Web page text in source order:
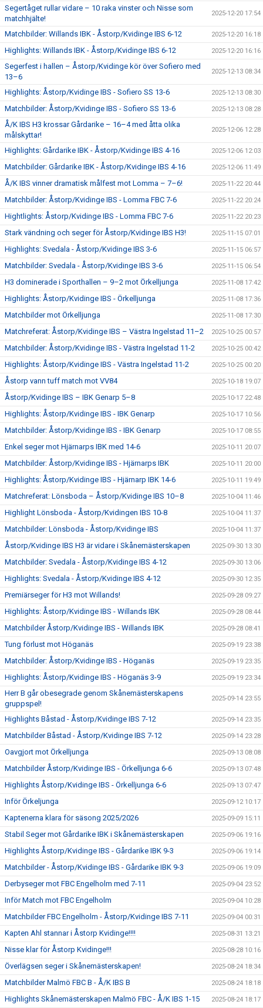
Segertåget rullar vidare – 10 raka vinster och Nisse som
matchhjälte!
2025-12-20 17:54
Matchbilder: Willands IBK - Åstorp/Kvidinge IBS 6-12 2025-12-20 16:18
Highlights: Willands IBK - Åstorp/Kvidinge IBS 6-12 2025-12-20 16:16
Segerfest i hallen – Åstorp/Kvidinge kör över Sofiero med
13–6
2025-12-13 08:34
Highlights: Åstorp/Kvidinge IBS - Sofiero SS 13-6 2025-12-13 08:30
Matchbilder: Åstorp/Kvidinge IBS - Sofiero SS 13-6 2025-12-13 08:28
Å/K IBS H3 krossar Gårdarike – 16–4 med åtta olika
målskyttar!
2025-12-06 12:28
Highlights: Gårdarike IBK - Åstorp/Kvidinge IBS 4-16 2025-12-06 12:03
Matchbilder: Gårdarike IBK - Åstorp/Kvidinge IBS 4-16 2025-12-06 11:49
Å/K IBS vinner dramatisk målfest mot Lomma – 7–6! 2025-11-22 20:44
Matchbilder: Åstorp/Kvidinge IBS - Lomma FBC 7-6 2025-11-22 20:24
Hightlights: Åstorp/Kvidinge IBS - Lomma FBC 7-6 2025-11-22 20:23
Stark vändning och seger för Åstorp/Kvidinge IBS H3! 2025-11-15 07:01
Highlights: Svedala - Åstorp/Kvidinge IBS 3-6 2025-11-15 06:57
Matchbilder: Svedala - Åstorp/Kvidinge IBS 3-6 2025-11-15 06:54
H3 dominerade i Sporthallen – 9–2 mot Örkelljunga 2025-11-08 17:42
Highlights: Åstorp/Kvidinge IBS - Örkelljunga 2025-11-08 17:36
Matchbilder mot Örkelljunga 2025-11-08 17:30
Matchreferat: Åstorp/Kvidinge IBS – Västra Ingelstad 11–2 2025-10-25 00:57
Matchbilder: Åstorp/Kvidinge IBS - Västra Ingelstad 11-2 2025-10-25 00:42
Highlights: Åstorp/Kvidinge IBS - Västra Ingelstad 11-2 2025-10-25 00:20
Åstorp vann tuff match mot VV84 2025-10-18 19:07
Åstorp/Kvidinge IBS – IBK Genarp 5–8 2025-10-17 22:48
Highlights: Åstorp/Kvidinge IBS - IBK Genarp 2025-10-17 10:56
Matchbilder: Åstorp/Kvidinge IBS - IBK Genarp 2025-10-17 08:55
Enkel seger mot Hjärnarps IBK med 14-6 2025-10-11 20:07
Matchbilder: Åstorp/Kvidinge IBS - Hjärnarps IBK 2025-10-11 20:00
Highlights: Åstorp/Kvidinge IBS - Hjärnarp IBK 14-6 2025-10-11 19:49
Matchreferat: Lönsboda – Åstorp/Kvidinge IBS 10–8 2025-10-04 11:46
Highlight Lönsboda - Åstorp/Kvidingen IBS 10-8 2025-10-04 11:37
Matchbilder: Lönsboda - Åstorp/Kvidinge IBS 2025-10-04 11:37
Åstorp/Kvidinge IBS H3 är vidare i Skånemästerskapen 2025-09-30 13:30
Matchbilder: Svedala - Åstorp/Kvidinge IBS 4-12 2025-09-30 13:06
Highlights: Svedala - Åstorp/Kvidinge IBS 4-12 2025-09-30 12:35
Premiärseger för H3 mot Willands! 2025-09-28 09:27
Highlights: Åstorp/Kvidinge IBS - Willands IBK 2025-09-28 08:44
Matchbilder Åstorp/Kvidinge IBS - Willands IBK 2025-09-28 08:41
Tung förlust mot Höganäs 2025-09-19 23:38
Matchbilder: Åstorp/Kvidinge IBS - Höganäs 2025-09-19 23:35
Highlights: Åstorp/Kvidinge IBS - Höganäs 3-9 2025-09-19 23:34
Herr B går obesegrade genom Skånemästerskapens
gruppspel!
2025-09-14 23:55
Highlights Båstad - Åstorp/Kvidinge IBS 7-12 2025-09-14 23:35
Matchbilder Båstad - Åstorp/Kvidinge IBS 7-12 2025-09-14 23:28
Oavgjort mot Örkelljunga 2025-09-13 08:08
Matchbilder Åstorp/Kvidinge IBS - Örkelljunga 6-6 2025-09-13 07:48
Highlights Åstorp/Kvidinge IBS - Örkelljunga 6-6 2025-09-13 07:47
Inför Örkeljunga 2025-09-12 10:17
Kaptenerna klara för säsong 2025/2026 2025-09-09 15:11
Stabil Seger mot Gårdarike IBK i Skånemästerskapen 2025-09-06 19:16
Highlights Åstorp/Kvidinge IBS - Gårdarike IBK 9-3 2025-09-06 19:14
Matchbilder - Åstorp/Kvidinge IBS - Gårdarike IBK 9-3 2025-09-06 19:09
Derbyseger mot FBC Engelholm med 7-11 2025-09-04 23:52
Inför Match mot FBC Engelholm 2025-09-04 10:28
Matchbilder FBC Engelholm - Åstorp/Kvidinge IBS 7-11 2025-09-04 00:31
Kapten Ahl stannar i Åstorp Kvidinge!!!! 2025-08-31 13:21
Nisse klar för Åstorp Kvidinge!!! 2025-08-28 10:16
Överlägsen seger i Skånemästerskapen! 2025-08-24 18:34
Matchbilder Malmö FBC B - Å/K IBS B 2025-08-24 18:18
Highlights Skånemästerskapen Malmö FBC - Å/K IBS 1-15 2025-08-24 18:17